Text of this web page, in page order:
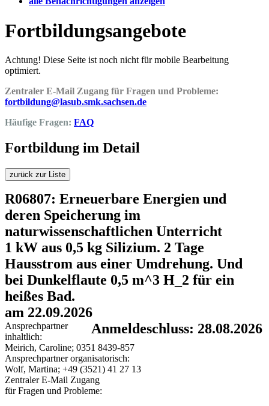
Fortbildungsangebote
Achtung! Diese Seite ist noch nicht für mobile Bearbeitung
optimiert.
Zentraler E-Mail Zugang für Fragen und Probleme:
fortbildung@lasub.smk.sachsen.de
Häufige Fragen: FAQ
Fortbildung im Detail
zurück zur Liste
R06807: Erneuerbare Energien und
deren Speicherung im
naturwissenschaftlichen Unterricht
1 kW aus 0,5 kg Silizium. 2 Tage
Hausstrom aus einer Umdrehung. Und
bei Dunkelflaute 0,5 m^3 H_2 für ein
heißes Bad.
am 22.09.2026
Anmeldeschluss: 28.08.2026
Ansprechpartner
inhaltlich:
Meirich, Caroline; 0351 8439-857
Ansprechpartner organisatorisch:
Wolf, Martina; +49 (3521) 41 27 13
Zentraler E-Mail Zugang
für Fragen und Probleme: